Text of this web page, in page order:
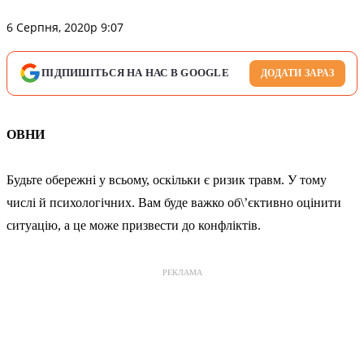
6 Серпня, 2020р 9:07
ПІДПИШІТЬСЯ НА НАС В GOOGLE ДОДАТИ ЗАРАЗ
ОВНИ
Будьте обережні у всьому, оскільки є ризик травм. У тому
числі й психологічних. Вам буде важко об\’єктивно оцінити
ситуацію, а це може призвести до конфліктів.
РЕКЛАМА